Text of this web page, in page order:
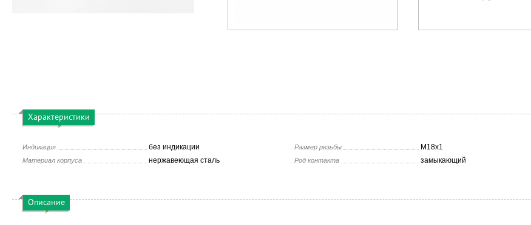
Характеристики
Индикация без индикации
Материал корпуса нержавеющая сталь
Размер резьбы М18х1
Род контакта замыкающий
Описание